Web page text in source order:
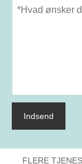
Indsend
FLERE